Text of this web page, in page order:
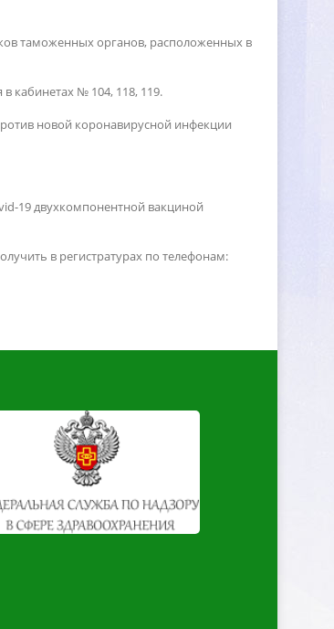
таможенных органов, расположенных
кабинетах № 104, 118, 119.
новой коронавирусной инфекции
19 двухкомпонентной вакциной
в регистратурах по телефонам: